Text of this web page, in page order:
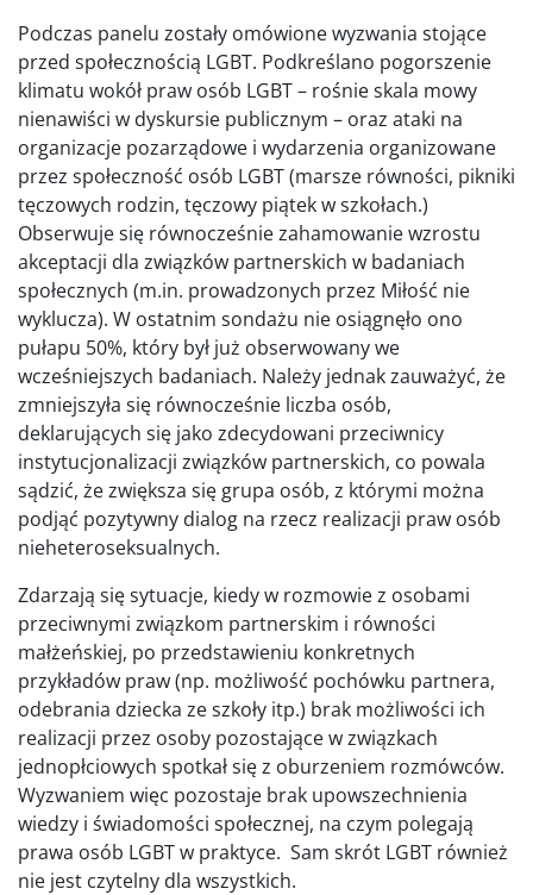
Podczas panelu zostały omówione wyzwania stojące
przed społecznością LGBT. Podkreślano pogorszenie
klimatu wokół praw osób LGBT – rośnie skala mowy
nienawiści w dyskursie publicznym – oraz ataki na
organizacje pozarządowe i wydarzenia organizowane
przez społeczność osób LGBT (marsze równości, pikniki
tęczowych rodzin, tęczowy piątek w szkołach.)
Obserwuje się równocześnie zahamowanie wzrostu
akceptacji dla związków partnerskich w badaniach
społecznych (m.in. prowadzonych przez Miłość nie
wyklucza). W ostatnim sondażu nie osiągnęło ono
pułapu 50%, który był już obserwowany we
wcześniejszych badaniach. Należy jednak zauważyć, że
zmniejszyła się równocześnie liczba osób,
deklarujących się jako zdecydowani przeciwnicy
instytucjonalizacji związków partnerskich, co powala
sądzić, że zwiększa się grupa osób, z którymi można
podjąć pozytywny dialog na rzecz realizacji praw osób
nieheteroseksualnych.
Zdarzają się sytuacje, kiedy w rozmowie z osobami
przeciwnymi związkom partnerskim i równości
małżeńskiej, po przedstawieniu konkretnych
przykładów praw (np. możliwość pochówku partnera,
odebrania dziecka ze szkoły itp.) brak możliwości ich
realizacji przez osoby pozostające w związkach
jednopłciowych spotkał się z oburzeniem rozmówców.
Wyzwaniem więc pozostaje brak upowszechnienia
wiedzy i świadomości społecznej, na czym polegają
prawa osób LGBT w praktyce. Sam skrót LGBT również
nie jest czytelny dla wszystkich.